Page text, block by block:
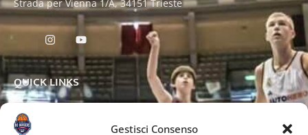
Gestisci Consenso
Strada per Vienna 1/A, 34151 Trieste
QUICK LINKS